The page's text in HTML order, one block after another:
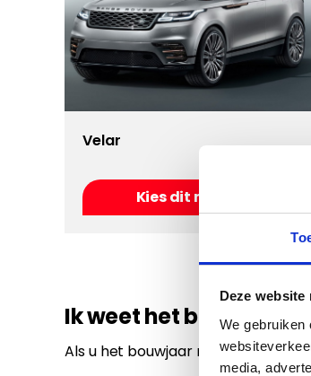
Deze
We gebruiken
media,
Velar
Kies dit model
Ik weet het bouwjaar
Als u het bouwjaar niet weet van